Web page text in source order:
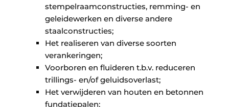
stempelraamconstructies, remming- en
geleidewerken en diverse andere
staalconstructies;
Het realiseren van diverse soorten
verankeringen;
Voorboren en fluïderen t.b.v. reduceren
trillings- en/of geluidsoverlast;
Het verwijderen van houten en betonnen
fundatiepalen;